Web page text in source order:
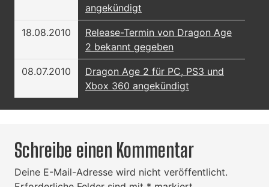
angekündigt
18.08.2010
Release-Termin von Dragon Age
2 bekannt gegeben
08.07.2010
Dragon Age 2 für PC, PS3 und
Xbox 360 angekündigt
Schreibe einen Kommentar
Deine E-Mail-Adresse wird nicht veröffentlicht.